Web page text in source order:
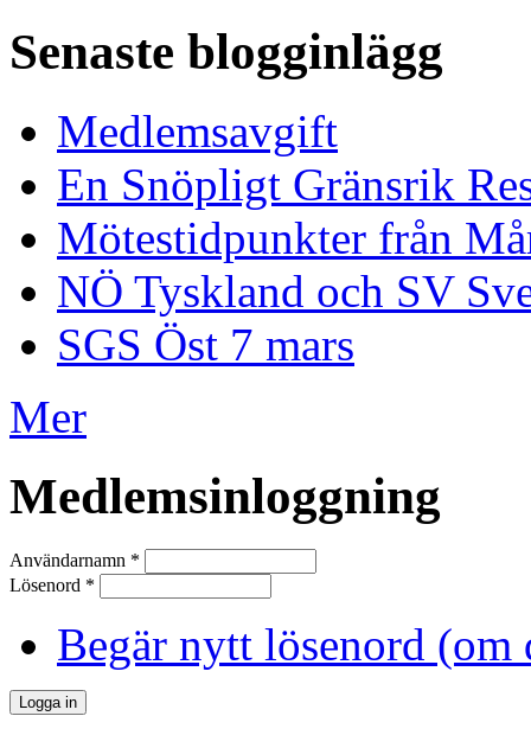
Senaste blogginlägg
Medlemsavgift
En Snöpligt Gränsrik
Mötestidpunkter från
NÖ Tyskland och SV
SGS Öst 7 mars
Mer
Medlemsinloggning
Användarnamn *
Lösenord *
Begär nytt lösenord